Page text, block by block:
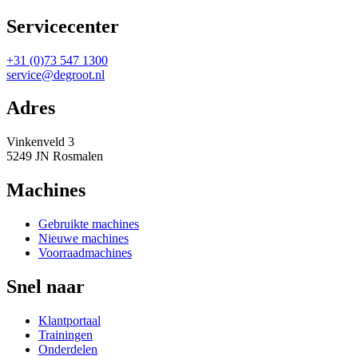
Servicecenter
+31 (0)73 547 1300
service@degroot.nl
Adres
Vinkenveld 3
5249 JN Rosmalen
Machines
Gebruikte machines
Nieuwe machines
Voorraadmachines
Snel naar
Klantportaal
Trainingen
Onderdelen